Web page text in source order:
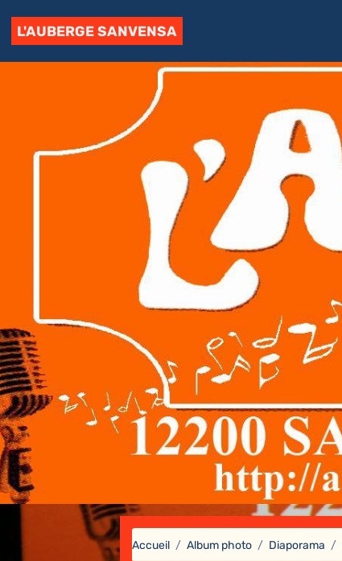
L'AUBERGE SANVENSA
Accueil Album photo Diaporama